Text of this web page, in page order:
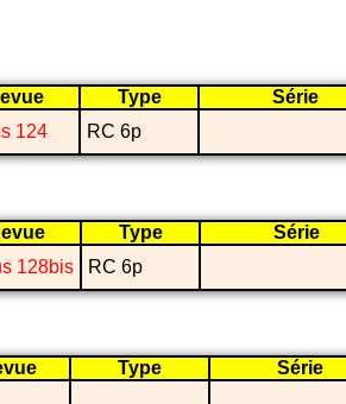
Type
Série
124 RC 6p
Type
Série
128bis RC 6p
Type Série